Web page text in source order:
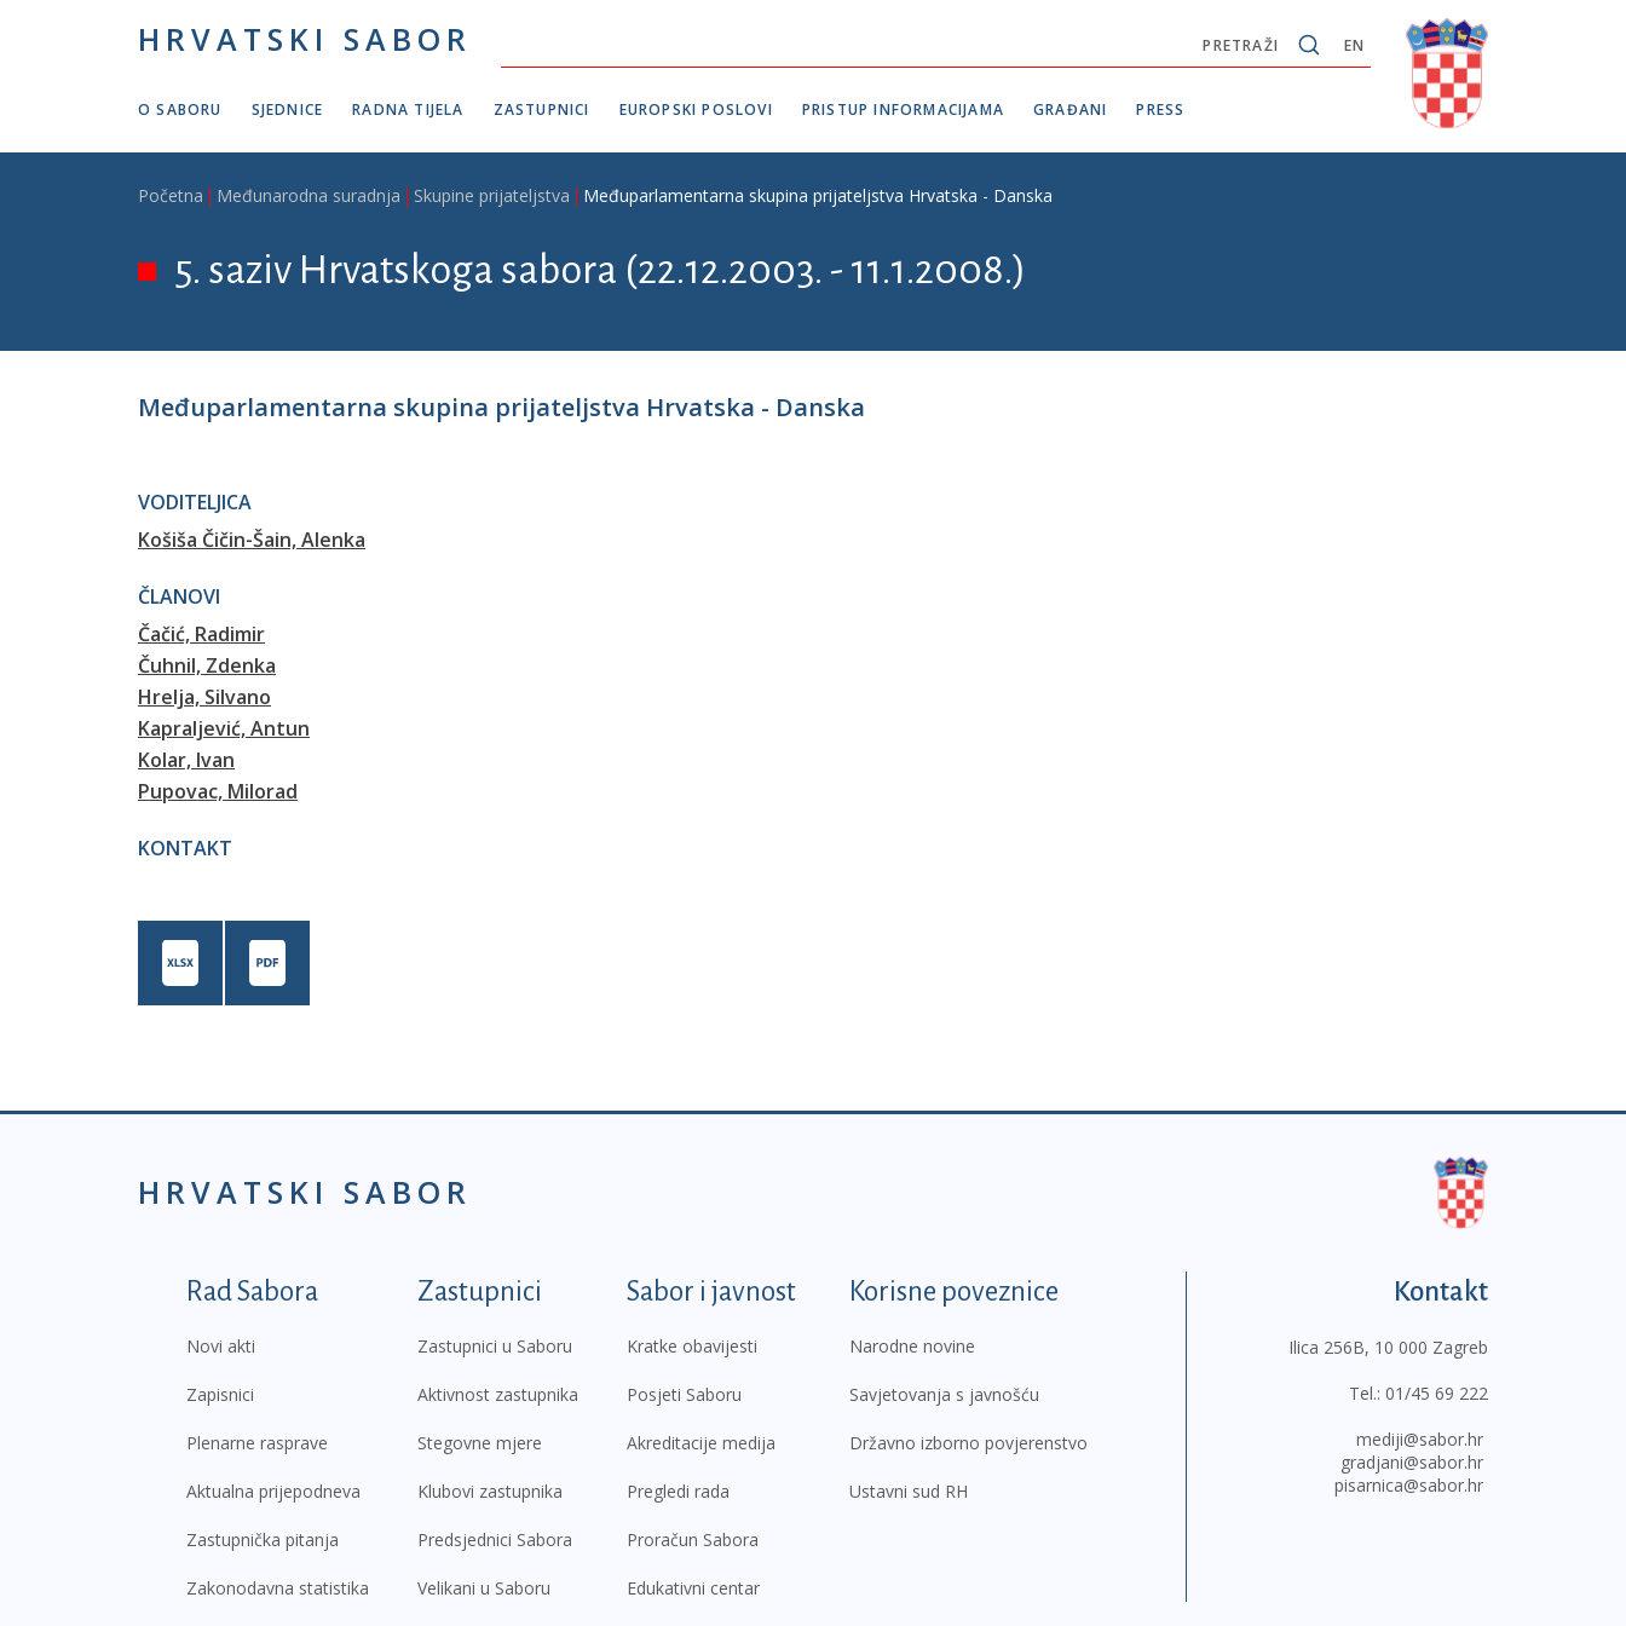
HRVATSKI SABOR EN
PRETRAŽI
O SABORU SJEDNICE RADNA TIJELA ZASTUPNICI EUROPSKI POSLOVI PRISTUP INFORMACIJAMA GRAĐANI PRESS
Breadcrumb
Početna Međunarodna suradnja Skupine prijateljstva Međuparlamentarna skupina prijateljstva Hrvatska - Danska
5. saziv Hrvatskoga sabora (22.12.2003. - 11.1.2008.)
Međuparlamentarna skupina prijateljstva Hrvatska - Danska
VODITELJICA
Košiša Čičin-Šain, Alenka
ČLANOVI
Čačić, Radimir
Čuhnil, Zdenka
Hrelja, Silvano
Kapraljević, Antun
Kolar, Ivan
Pupovac, Milorad
KONTAKT
HRVATSKI SABOR
Podnožje prvi izbornik
Rad Sabora
Novi akti
Zapisnici
Plenarne rasprave
Aktualna prijepodneva
Zastupnička pitanja
Zakonodavna statistika
Zastupnici
Zastupnici u Saboru
Aktivnost zastupnika
Stegovne mjere
Klubovi zastupnika
Predsjednici Sabora
Velikani u Saboru
Sabor i javnost
Kratke obavijesti
Posjeti Saboru
Akreditacije medija
Pregledi rada
Proračun Sabora
Edukativni centar
Korisne poveznice
Narodne novine
Savjetovanja s javnošću
Državno izborno povjerenstvo
Ustavni sud RH
Kontakt
Ilica 256B, 10 000 Zagreb
Tel.: 01/45 69 222
mediji@sabor.hr
gradjani@sabor.hr
pisarnica@sabor.hr